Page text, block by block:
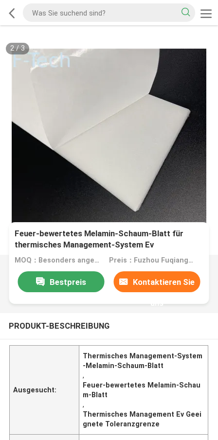
2/ 3
Feuer-bewertetes Melamin-Schaum-Blatt für
thermisches Management-System Ev
MOQ：Besonders angefertigt Preis：Fuzhou Fuqiang Precision Co.,Ltd.
Bestpreis Kontaktieren Sie
uns
PRODUKT-BESCHREIBUNG
Ausgesucht:
Thermisches Management-System
-Melamin-Schaum-Blatt
,
Feuer-bewertetes Melamin-Schau
m-Blatt
,
Thermisches Management Ev Geei
gnete Toleranzgrenze